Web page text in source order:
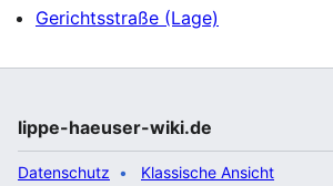
Gerichtsstraße (Lage)
lippe-haeuser-wiki.de
Datenschutz Klassische Ansicht